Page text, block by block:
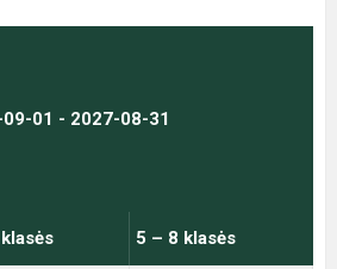
01 - 2027-08-31
5 – 8 klasės